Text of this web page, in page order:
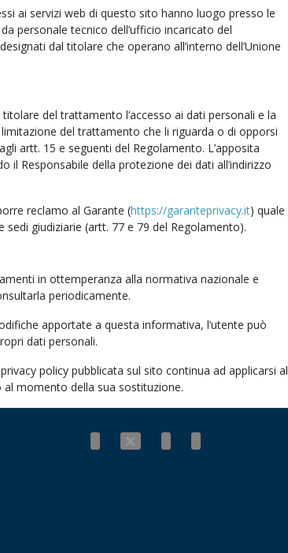
ai servizi web di questo sito hanno luogo presso le
personale tecnico dell’ufficio incaricato del
dal titolare che operano all’interno dell’Unione
del trattamento l’accesso ai dati personali e la
del trattamento che li riguarda o di opporsi
artt. 15 e seguenti del Regolamento. L’apposita
il Responsabile della protezione dei dati all’indirizzo
reclamo al Garante (https://garanteprivacy.it) quale
giudiziarie (artt. 77 e 79 del Regolamento).
in ottemperanza alla normativa nazionale e
periodicamente.
apportate a questa informativa, l’utente può
dati personali.
policy pubblicata sul sito continua ad applicarsi al
momento della sua sostituzione.